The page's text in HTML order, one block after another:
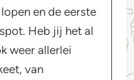
en de eerste
Heb jij het al
weer allerlei
van